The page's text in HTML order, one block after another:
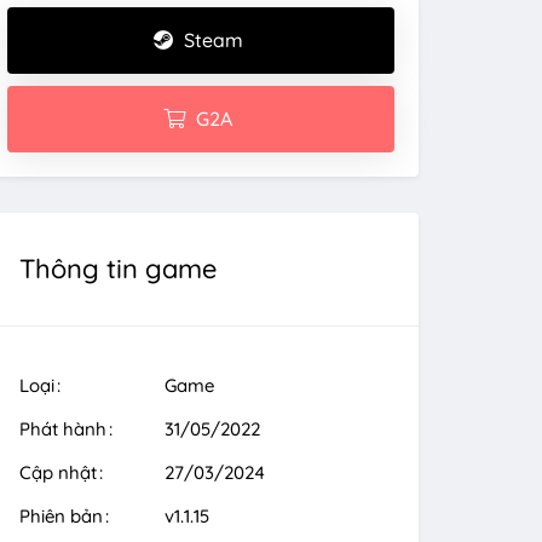
Steam
G2A
Thông tin game
Loại
Game
Phát hành
31/05/2022
Cập nhật
27/03/2024
Phiên bản
v1.1.15